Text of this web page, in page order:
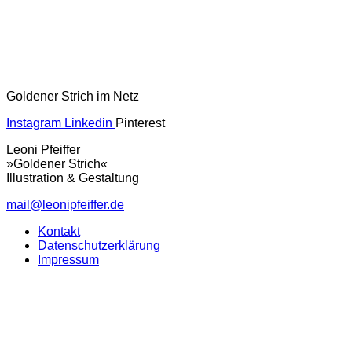
Goldener Strich im Netz
Instagram Linkedin Pinterest
Leoni Pfeiffer
»Goldener Strich«
Illustration & Gestaltung
mail@leonipfeiffer.de
Kontakt
Datenschutzerklärung
Impressum